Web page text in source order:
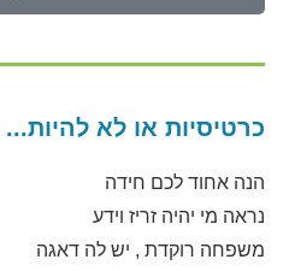
כרטיסיות או לא להיות...
הנה אחוד לכם חידה
נראה מי יהיה זריז וידע
משפחה רוקדת , יש לה דאגה